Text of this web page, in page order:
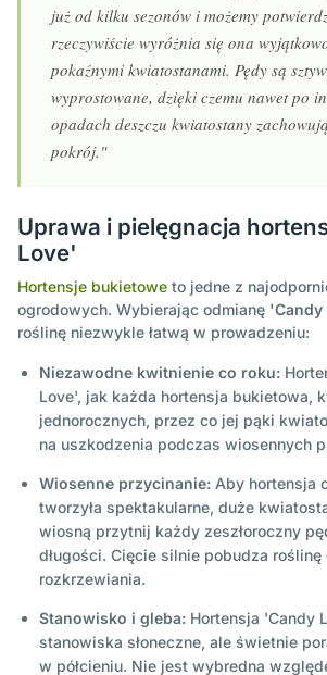
już od kilku sezonów i możemy
rzeczywiście wyróżnia się ona
pokaźnymi kwiatostanami. Pędy są
wyprostowane, dzięki czemu nawet po
opadach deszczu kwiatostany
pokrój."
Uprawa i pielęgnacja
Love'
Hortensje bukietowe to jedne z
ogrodowych. Wybierając odmianę 'Candy
roślinę niezwykle łatwą w prowadzeniu:
Niezawodne kwitnienie co roku:
Love', jak każda hortensja bukietowa,
jednorocznych, przez co jej pąki
na uszkodzenia podczas wiosennych
Wiosenne przycinanie: Aby hortensja
tworzyła spektakularne, duże
wiosną przytnij każdy zeszłoroczny
długości. Cięcie silnie pobudza
rozkrzewiania.
Stanowisko i gleba: Hortensja 'Candy
stanowiska słoneczne, ale świetnie
w półcieniu. Nie jest wybredna